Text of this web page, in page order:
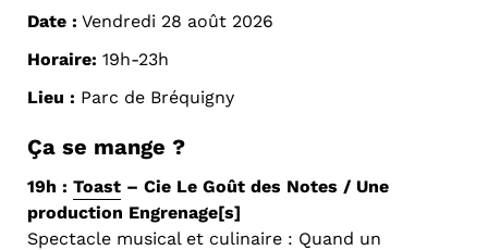
Date : Vendredi 28 août 2026
Horaire: 19h-23h
Lieu : Parc de Bréquigny
Ça se mange ?
19h : Toast – Cie Le Goût des Notes / Une
production Engrenage[s]
Spectacle musical et culinaire : Quand un